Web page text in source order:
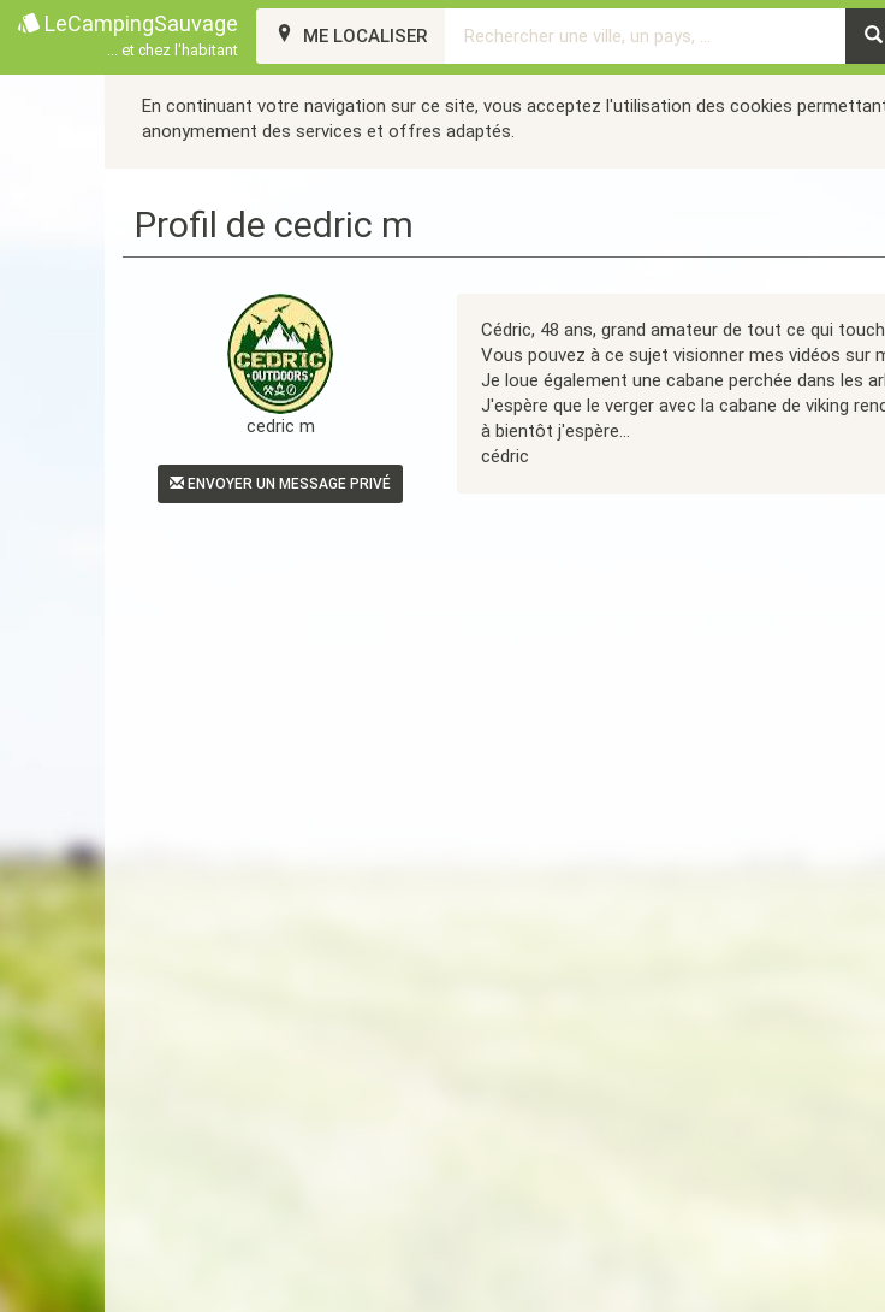
LeCampingSauvage
... et chez l'habitant
ME LOCALISER
En continuant votre navigation sur ce site, vous acceptez l'utilisation des cookies
anonymement des services et offres adaptés.
Profil de cedric m
cedric m
ENVOYER UN MESSAGE PRIVÉ
Cédric, 48 ans, grand amateur de tout ce qui
Vous pouvez à ce sujet visionner mes vidéos sur
Je loue également une cabane perchée dans les
J'espère que le verger avec la cabane de viking
à bientôt j'espère...
cédric